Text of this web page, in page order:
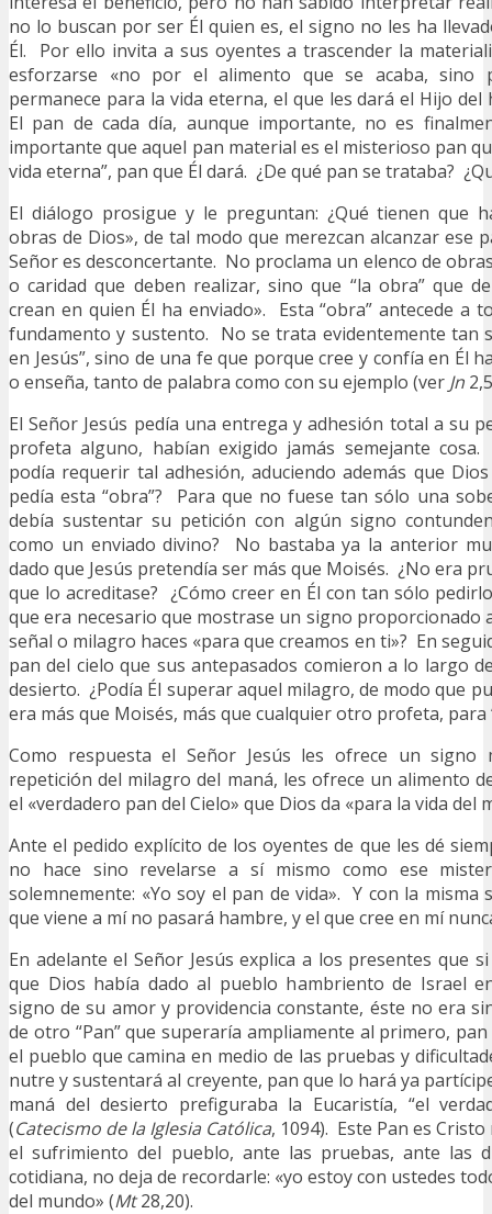
no lo buscan por ser Él quien es, el signo no les ha
Él. Por ello invita a sus oyentes a trascender la
esforzarse «no por el alimento que se acaba, sino
permanece para la vida eterna, el que les dará el Hijo del
El pan de cada día, aunque importante, no es
importante que aquel pan material es el misterioso pan
vida eterna”, pan que Él dará. ¿De qué pan se trataba?
El diálogo prosigue y le preguntan: ¿Qué tienen que
obras de Dios», de tal modo que merezcan alcanzar ese
Señor es desconcertante. No proclama un elenco de
o caridad que deben realizar, sino que “la obra” que
crean en quien Él ha envia­do». Esta “obra” antecede a
fundamento y sustento. No se trata evidentemente tan
en Jesús”, sino de una fe que porque cree y confía en Él
o enseña, tanto de palabra como con su ejemplo (ver Jn
El Señor Jesús pedía una entrega y adhesión total a su
profeta alguno, habían exigido jamás semejante
podía requerir tal adhesión, aduciendo además que
pedía esta “obra”? Para que no fuese tan sólo una
debía sustentar su petición con algún signo
como un enviado divino? No bastaba ya la anterior
dado que Jesús pretendía ser más que Moisés. ¿No era
que lo acreditase? ¿Cómo creer en Él con tan sólo
que era necesario que mostrase un signo proporcionado
señal o milagro haces «para que creamos en ti»? En
pan del cielo que sus antepasados comieron a lo largo
desierto. ¿Podía Él superar aquel milagro, de modo que
era más que Moisés, más que cualquier otro profeta, para
Como respuesta el Señor Jesús les ofrece un
repetición del milagro del maná, les ofrece un alimento
el «verdadero pan del Cielo» que Dios da «para la vida del
Ante el pedido explícito de los oyentes de que les dé
no hace sino revelarse a sí mismo como ese
solemnemente: «Yo soy el pan de vida». Y con la misma
que viene a mí no pasará hambre, y el que cree en mí
En adelante el Señor Jesús explica a los presentes que
que Dios había dado al pueblo hambriento de Israel
signo de su amor y providencia constante, éste no era
de otro “Pan” que superaría ampliamente al primero,
el pueblo que camina en medio de las pruebas y
nutre y sustentará al creyente, pan que lo hará ya
maná del desierto prefiguraba la Eucaristía, “el
(Catecismo de la Iglesia Católica, 1094). Este Pan es
el sufrimiento del pueblo, ante las pruebas, ante las
cotidiana, no deja de recordarle: «yo estoy con ustedes
del mundo» (Mt28,20).